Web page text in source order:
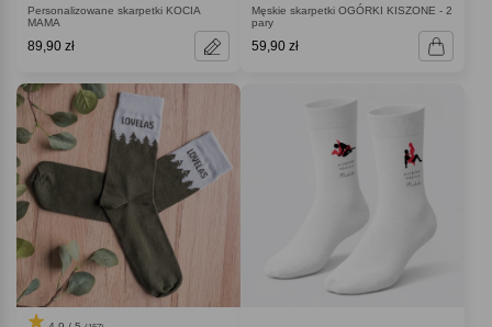
Personalizowane skarpetki KOCIA
MAMA
89,90 zł
Męskie skarpetki OGÓRKI KISZONE - 2
pary
59,90 zł